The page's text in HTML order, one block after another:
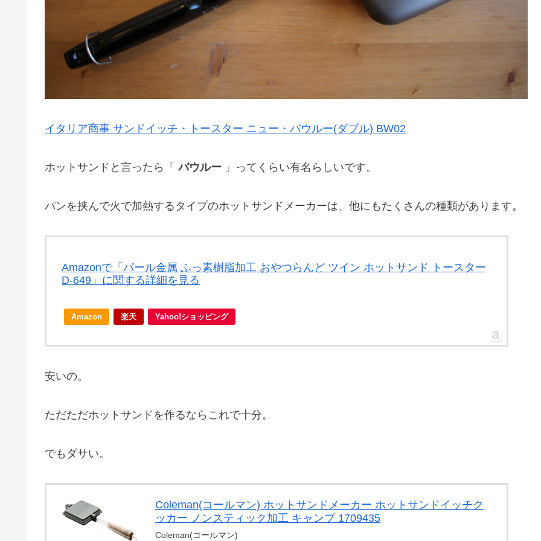
イタリア商事 サンドイッチ・トースター ニュー・バウルー(ダブル) BW02
ホットサンドと言ったら「バウルー 」ってくらい有名らしいです。
パンを挟んで火で加熱するタイプのホットサンドメーカーは、他にもたくさんの種類があります。
Amazonで「パール金属 ふっ素樹脂加工 おやつらんど ツイン ホットサンド トースター
D-649」に関する詳細を見る
Amazon 楽天 Yahoo!ショッピング
安いの。
ただただホットサンドを作るならこれで十分。
でもダサい。
Coleman(コールマン) ホットサンドメーカー ホットサンドイッチク
ッカー ノンスティック加工 キャンプ 1709435
Coleman(コールマン)